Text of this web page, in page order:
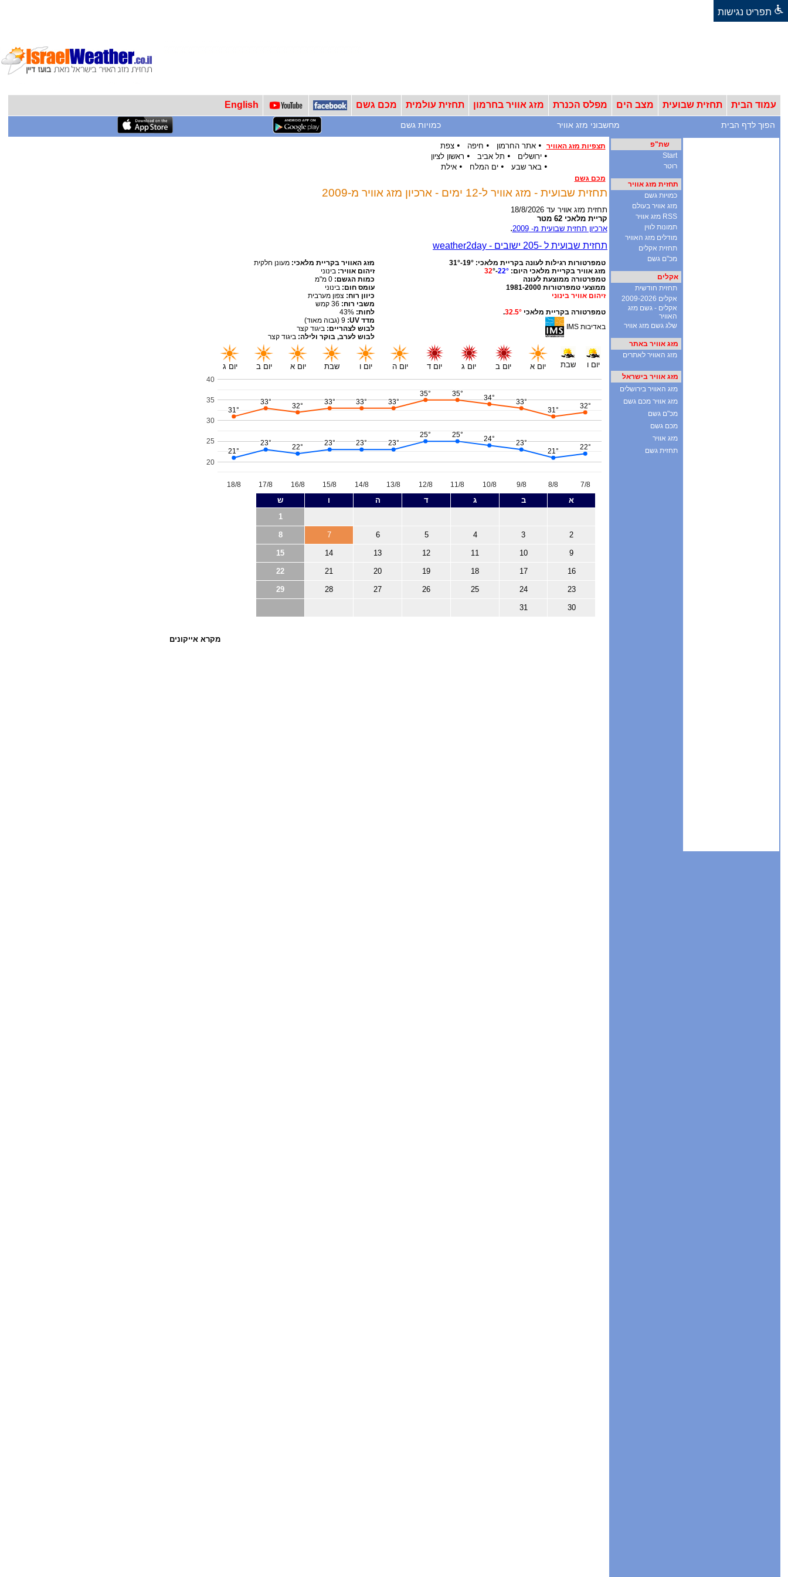
תפריט נגישות
עמוד הבית תחזית שבועית מצב הים מפלס הכנרת מזג אוויר בחרמון תחזית עולמית מכם גשם English
הפוך לדף הבית מחשבוני מזג אוויר כמויות גשם
שת"פ
Start
רוטר
תחזית מזג אוויר
כמויות גשם
מזג אוויר בעולם
RSS מזג אוויר
תמונות לווין
מודלים מזג האוויר
תחזית אקלים
מכ"ם גשם
אקלים
תחזית חודשית
אקלים 2009-2026
אקלים - גשם מזג
האוויר
שלג גשם מזג אוויר
מזג אוויר באתר
מזג האוויר לאתרים
מזג אוויר בישראל
מזג האוויר בירושלים
מזג אוויר מכם גשם
מכ"ם גשם
מכם גשם
מזג אוויר
תחזית גשם
תצפיות מזג האוויר •אתר החרמון • חיפה •צפת
•ירושלים • תל אביב • ראשון לציון
• באר שבע •ים המלח •אילת
מכם גשם
תחזית שבועית - מזג אוויר ל-12 ימים - ארכיון מזג אוויר מ-2009
תחזית מזג אוויר עד 18/8/2026
קריית מלאכי 62 מטר
ארכיון תחזית שבועית מ- 2009
.
מקרא אייקונים